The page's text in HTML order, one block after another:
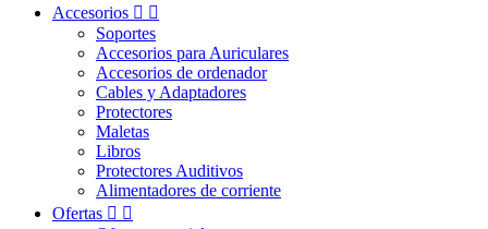
Accesorios  
Soportes
Accesorios para Auriculares
Accesorios de ordenador
Cables y Adaptadores
Protectores
Maletas
Libros
Protectores Auditivos
Alimentadores de corriente
Ofertas  